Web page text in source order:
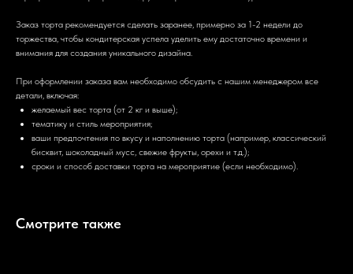
Заказ торта рекомендуется сделать заранее, примерно за 1-2 недели до
торжества, чтобы кондитерская успела уделить ему достаточно времени и
внимания для создания уникального дизайна.
При оформлении заказа вам необходимо обсудить с нашим менеджером все
детали, включая:
желаемый вес торта (от 2 кг и выше);
тематику и стиль мероприятия;
ваши предпочтения по вкусу и наполнению торта (например, классический
бисквит, шоколадный мусс, свежие фрукты, орехи и т.д.);
сроки и способ доставки торта на мероприятие (если необходимо).
Смотрите также